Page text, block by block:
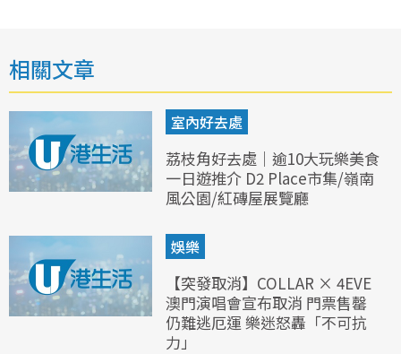
相關文章
室內好去處
荔枝角好去處｜逾10大玩樂美食
一日遊推介 D2 Place市集/嶺南
風公園/紅磚屋展覽廳
娛樂
【突發取消】COLLAR × 4EVE
澳門演唱會宣布取消 門票售罄
仍難逃厄運 樂迷怒轟「不可抗
力」